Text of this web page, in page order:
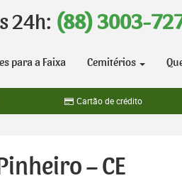
24h: (88) 3003-
para a Faixa Cemitérios
Cartão de crédito
– CE